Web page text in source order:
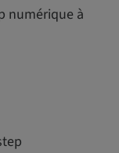
numérique à